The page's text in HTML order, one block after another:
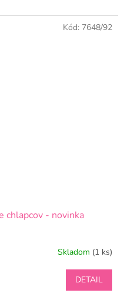
chlapcov - novinka
Skladom (1 ks)
DETAIL
Kód: 7648/92